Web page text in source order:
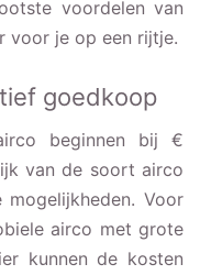
voordelen van
voor je op een rijtje.
goedkoop
beginnen bij €
van de soort airco
Voor
airco met grote
kunnen de kosten